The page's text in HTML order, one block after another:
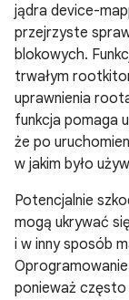
jądra device-
przejrzyste
blokowych.
trwałym
uprawnienia
funkcja pomaga
że po
w jakim było
Potencjalnie
mogą ukrywać
i w inny sposób
ponieważ